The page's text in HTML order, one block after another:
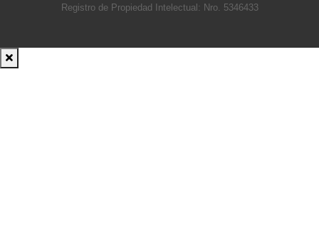
Registro de Propiedad Intelectual: Nro. 5346433